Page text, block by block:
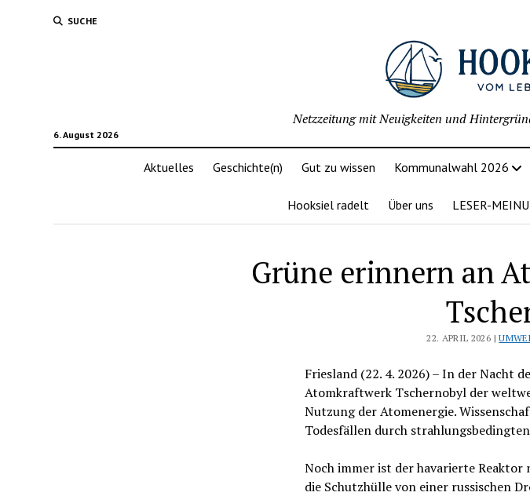
SUCHE
6. August 2026
Netzzeitung mit Neuigkeiten und
Aktuelles Geschichte(n) Gut zu wissen Kommunalwahl 2026
Hooksiel radelt Über uns LESER-
Grüne erinnern an
22. APRIL 2026 |
Friesland (22. 4. 2026) – In der Nacht
Atomkraftwerk Tschernobyl der
Nutzung der Atomenergie.
Todesfällen durch
Noch immer ist der havarierte
die Schutzhülle von einer russischen